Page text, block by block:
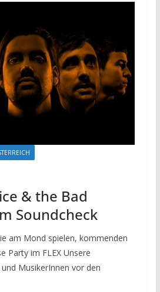
& the Bad
Soundcheck
am Mond spielen, kommenden
Party im FLEX Unsere
MusikerInnen vor den